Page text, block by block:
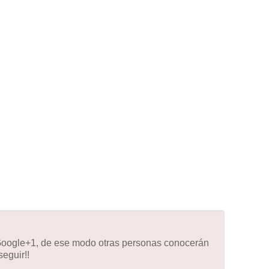
de ese modo otras personas conocerán